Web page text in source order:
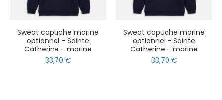
Sweat capuche marine
optionnel - Sainte
Catherine - marine
33,70 €
Sweat capuche marine
optionnel - Sainte
Catherine - marine
33,70 €